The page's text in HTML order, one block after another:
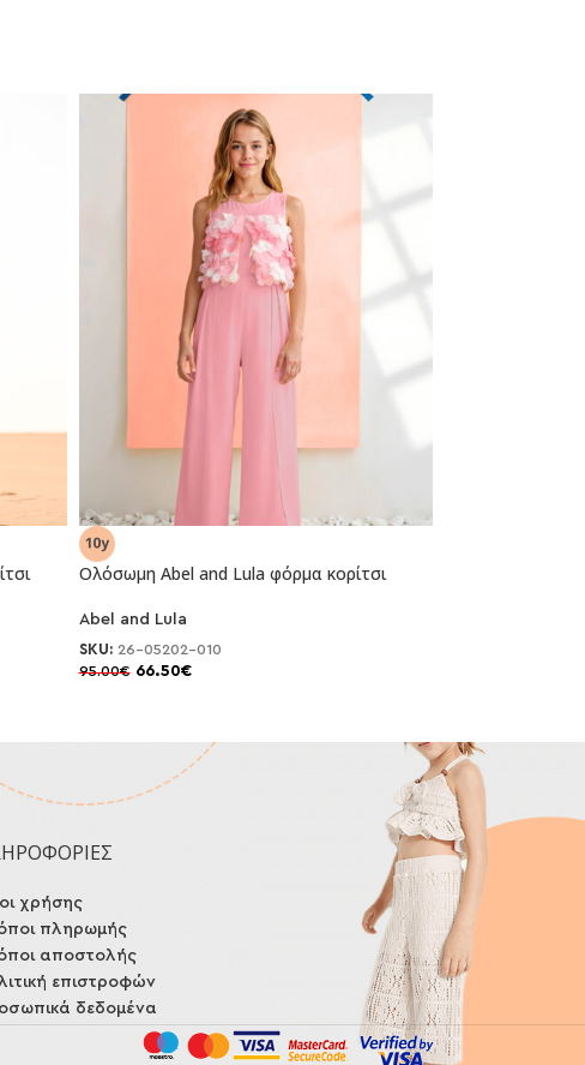
-30%
Ολόσωμη Abel and Lula φόρμα κορίτσι
Abel and Lula
SKU: 26-05202-010
95.00€ 66.50€
χρήσης
πληρωμής
αποστολής
επιστροφών
δεδομένα